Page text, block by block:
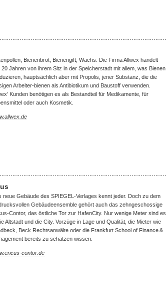
Bienenbrot, Bienengift, Wachs. Die Firma Allwex handelt
20 Jahren von ihrem Sitz in der Speicherstadt mit allem, was Bienen
hauptsächlich aber mit Propolis, jener Substanz, die die
Arbeiter-bienen als Antibiotikum und Baustoff verwenden.
Kunden benötigen es als Bestandteil für Medikamente, für
oder auch Kosmetik.
neue Gebäude des SPIEGEL-Verlages kennt jeder. Doch zu dem
Gebäudeensemble gehört auch das zehngeschossige
Contor, das östliche Tor zur HafenCity. Nur wenige Meter sind es
Altstadt und die City. Vorzüge in Lage und Qualität, die Mieter wie
Beck Rechtsanwälte oder die Frankfurt School of Finance &
bereits zu schätzen wissen.
contor.de